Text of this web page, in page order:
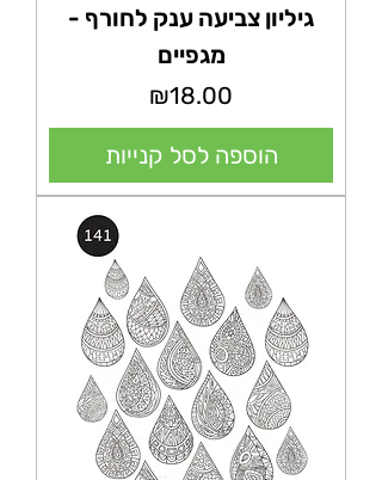
גיליון צביעה ענק לחורף -
מגפיים
מחיר
₪18.00
הוספה לסל קנייות